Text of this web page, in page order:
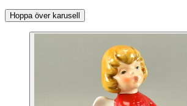
Hoppa över karusell